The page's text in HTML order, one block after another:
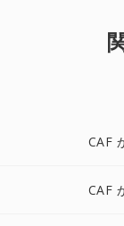
CAF
CAF